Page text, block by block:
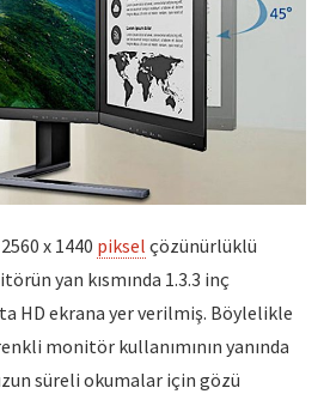
x 1440 piksel çözünürlüklü
yan kısmında 1.3.3 inç
HD ekrana yer verilmiş. Böylelikle
monitör kullanımının yanında
süreli okumalar için gözü